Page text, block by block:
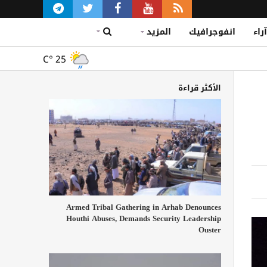
آراء انفوجرافيك المزيد
C° 25
الأكثر قراءة
Armed Tribal Gathering in Arhab Denounces
Houthi Abuses, Demands Security Leadership
Ouster